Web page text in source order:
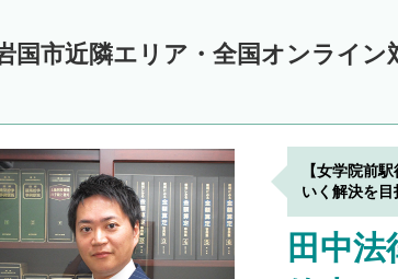
国市近隣エリア・全国オンライ
【女学院前
いく解決を目
田中法